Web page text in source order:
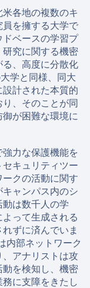
米各地の複数のキ
を擁する大学で
ベースの学習プ
究に関する機密
、高度に分散化
学と同様、同大
計された本質的
、そのことが同
が困難な環境に
力な保護機能を
キュリティツー
クの活動に関す
ャンパス内のシ
は数千人の学
って生成される
ずに済んでいま
内部ネットワーク
アナリストは攻
を検知し、機密
に支障をきたし